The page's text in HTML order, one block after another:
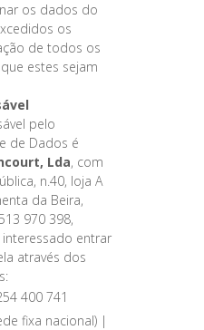
os dados do
os
de todos os
estes sejam
pelo
de Dados é
Lda, com
n.40, loja A
da Beira,
970 398,
entrar
através dos
400 741
fixa nacional) |